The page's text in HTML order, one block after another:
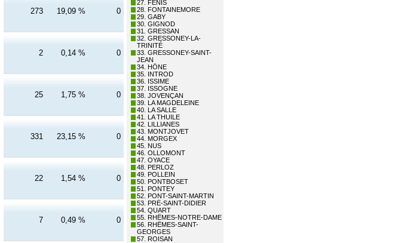
273 19,09 % 0
2 0,14 % 0
25 1,75 % 0
331 23,15 % 0
22 1,54 % 0
7 0,49 % 0
27. FÉNIS
28. FONTAINEMORE
29. GABY
30. GIGNOD
31. GRESSAN
32. GRESSONEY-LA-
TRINITÉ
33. GRESSONEY-SAINT-
JEAN
34. HÔNE
35. INTROD
36. ISSIME
37. ISSOGNE
38. JOVENÇAN
39. LA MAGDELEINE
40. LA SALLE
41. LA THUILE
42. LILLIANES
43. MONTJOVET
44. MORGEX
45. NUS
46. OLLOMONT
47. OYACE
48. PERLOZ
49. POLLEIN
50. PONTBOSET
51. PONTEY
52. PONT-SAINT-MARTIN
53. PRÉ-SAINT-DIDIER
54. QUART
55. RHÊMES-NOTRE-DAME
56. RHÊMES-SAINT-
GEORGES
57. ROISAN